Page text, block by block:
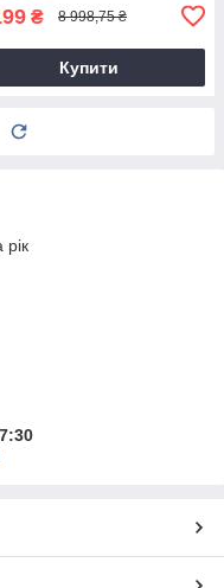
₴ 8 998,75 ₴
Купити
рік